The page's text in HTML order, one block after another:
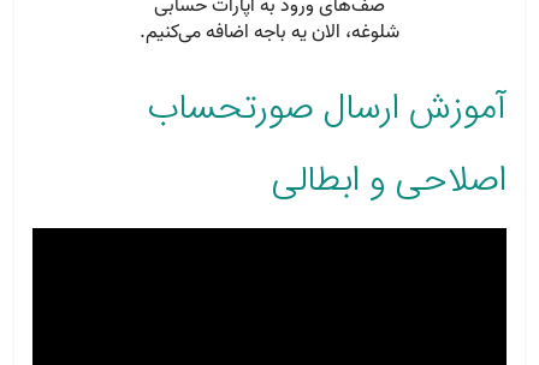
آموزش ارسال صورتحساب
اصلاحی و ابطالی